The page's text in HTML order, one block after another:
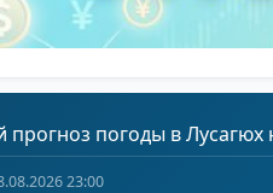
погоды в Лусагюх
23:00